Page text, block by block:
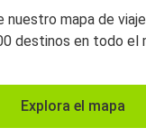
nuestro mapa de
destinos en todo el
Explora el mapa